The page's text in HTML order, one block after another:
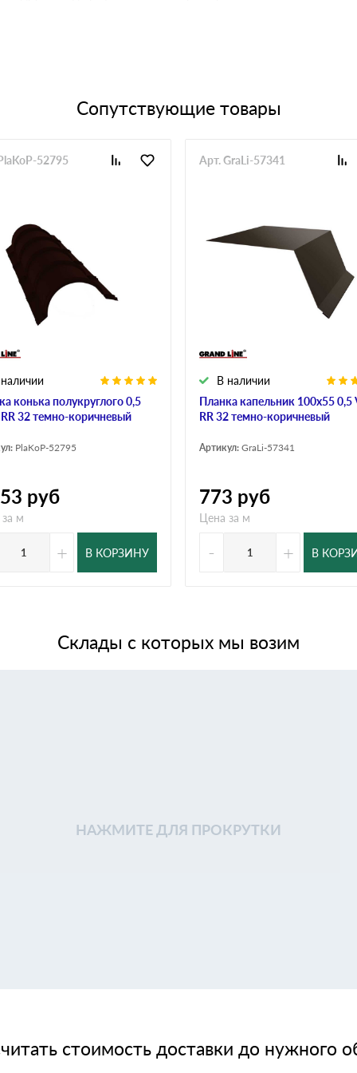
Сопутствующие товары
конька полукруглого 0,5
32 темно-коричневый
52795
PlaKoP-52795
руб
м
+ В КОРЗИНУ
Планка капельник 100х55 0,5
RR 32 темно-коричневый
В наличии
Арт. GraLi-57341
Артикул: GraLi-57341
773 руб
Цена за м
- + В
Склады с которых мы возим
НАЖМИТЕ ДЛЯ ПРОКРУТКИ
стоимость доставки до нужного